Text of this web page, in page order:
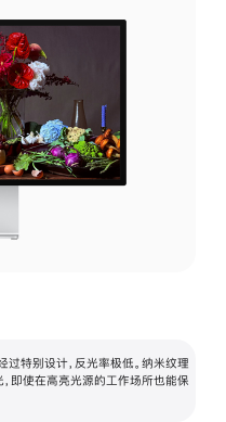
过特别设计，反光率极低。纳米纹理
即使在高亮光源的工作场所也能保